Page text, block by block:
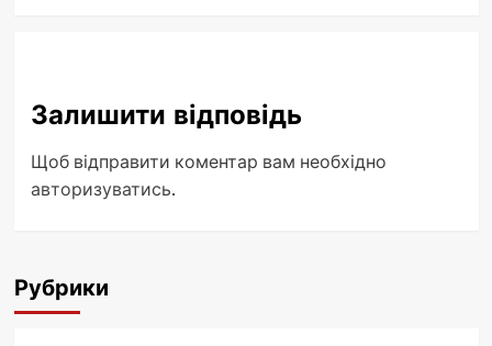
Залишити відповідь
Щоб відправити коментар вам необхідно
авторизуватись.
Рубрики